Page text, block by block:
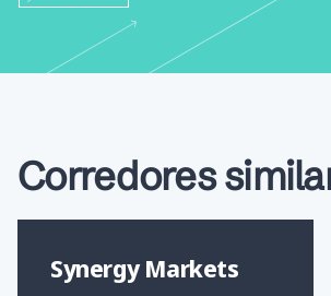
Corredores
Synergy Markets